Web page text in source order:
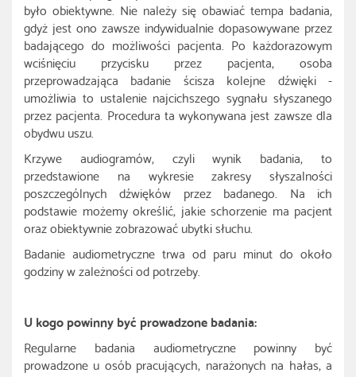
było obiektywne. Nie należy się obawiać tempa badania,
gdyż jest ono zawsze indywidualnie dopasowywane przez
badającego do możliwości pacjenta. Po każdorazowym
wciśnięciu przycisku przez pacjenta, osoba
przeprowadzająca badanie ścisza kolejne dźwięki -
umożliwia to ustalenie najcichszego sygnału słyszanego
przez pacjenta. Procedura ta wykonywana jest zawsze dla
obydwu uszu.
Krzywe audiogramów, czyli wynik badania, to
przedstawione na wykresie zakresy słyszalności
poszczególnych dźwięków przez badanego. Na ich
podstawie możemy określić, jakie schorzenie ma pacjent
oraz obiektywnie zobrazować ubytki słuchu.
Badanie audiometryczne trwa od paru minut do około
godziny w zależności od potrzeby.
U kogo powinny być prowadzone badania:
Regularne badania audiometryczne powinny być
prowadzone u osób pracujących, narażonych na hałas, a